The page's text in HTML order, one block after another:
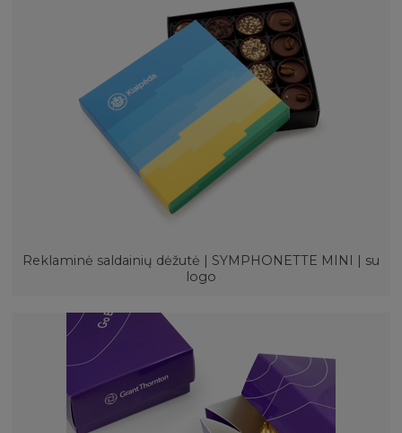
Reklaminė saldainių dėžutė | SYMPHONETTE MINI | su
logo